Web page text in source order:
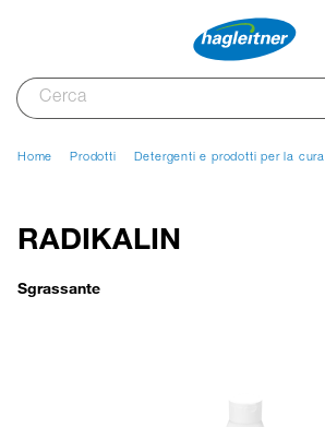
Home Prodotti Detergenti e prodotti per la cura
RADIKALIN
Sgrassante